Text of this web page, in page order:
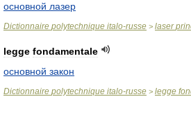
основной лазер
Dictionnaire polytechnique italo-russe > laser
legge fondamentale
основной закон
Dictionnaire polytechnique italo-russe > legge